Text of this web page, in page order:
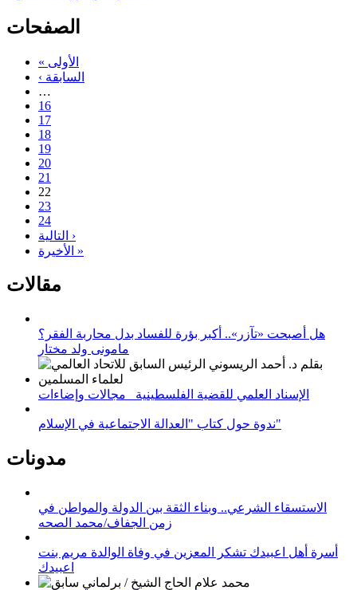
الصفحات
« الأولى
‹ السابقة
…
16
17
18
19
20
21
22
23
24
التالية ›
الأخيرة »
مقالات
هل أصبحت «تآزر».. أكبر بؤرة للفساد بدل محاربة الفقر؟
مامونى ولد مختار
الإسناد العلمي للقضية الفلسطينية_ مجالات وإضاءات
ندوة حول كتاب "العدالة الاجتماعية في الإسلام"
مدونات
الاستسقاء الشرعي.. وبناء الثقة بين الدولة والمواطن في
زمن الجفاف/محمد الصحه
أسرة أهل اعبيدك تشكر المعزين في وفاة الوالدة مريم بنت
اعبيدك